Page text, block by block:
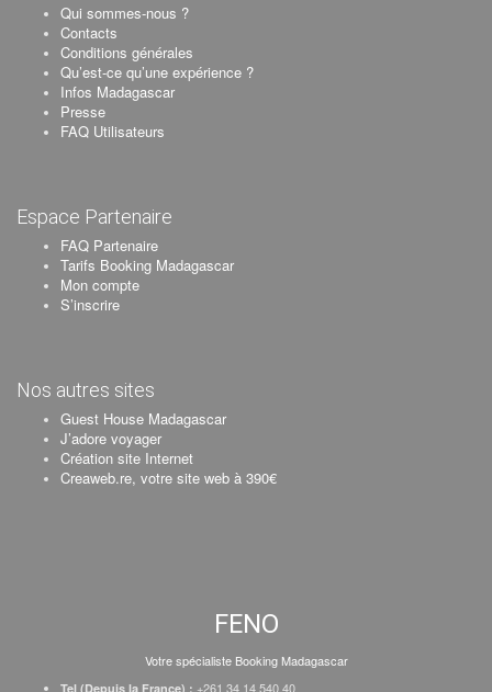
Qui sommes-nous ?
Contacts
Conditions générales
Qu’est-ce qu’une expérience ?
Infos Madagascar
Presse
FAQ Utilisateurs
Espace Partenaire
FAQ Partenaire
Tarifs Booking Madagascar
Mon compte
S’inscrire
Nos autres sites
Guest House Madagascar
J’adore voyager
Création site Internet
Creaweb.re, votre site web à 390€
FENO
Votre spécialiste Booking Madagascar
Tel (Depuis la France) : +261 34 14 540 40